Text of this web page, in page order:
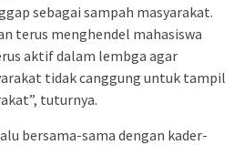
sebagai sampah masyarakat.
terus menghendel mahasiswa
aktif dalam lembga agar
tidak canggung untuk tampil
tuturnya.
bersama-sama dengan kader-